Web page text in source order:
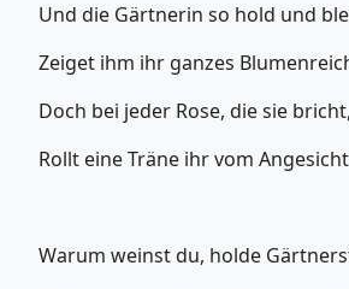
Und die Gärtnerin so hold und
Zeiget ihm ihr ganzes
Doch bei jeder Rose, die sie bricht,
Rollt eine Träne ihr vom
Warum weinst du, holde